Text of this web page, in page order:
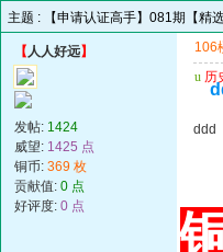
主题 : 【申请认证高手】081期【精
【人人好远】
发帖: 1424
威望: 1425 点
铜币: 369 枚
贡献值: 0 点
好评度: 0 点
106
u 历
ddd